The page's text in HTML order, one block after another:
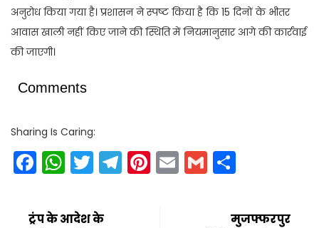
अनुरोध किया गया है। प्रशासन ने स्पष्ट किया है कि 15 दिनों के भीतर
आवास खाली नहीं किए जाने की स्थिति में नियमानुसार आगे की कार्रवाई
की जाएगी।
Comments
Sharing Is Caring:
Facebook
WhatsApp
Twitter
Telegram
Pinterest
EmailGmail
ट्रंप के आदेश के
मुजफ्फरपुर